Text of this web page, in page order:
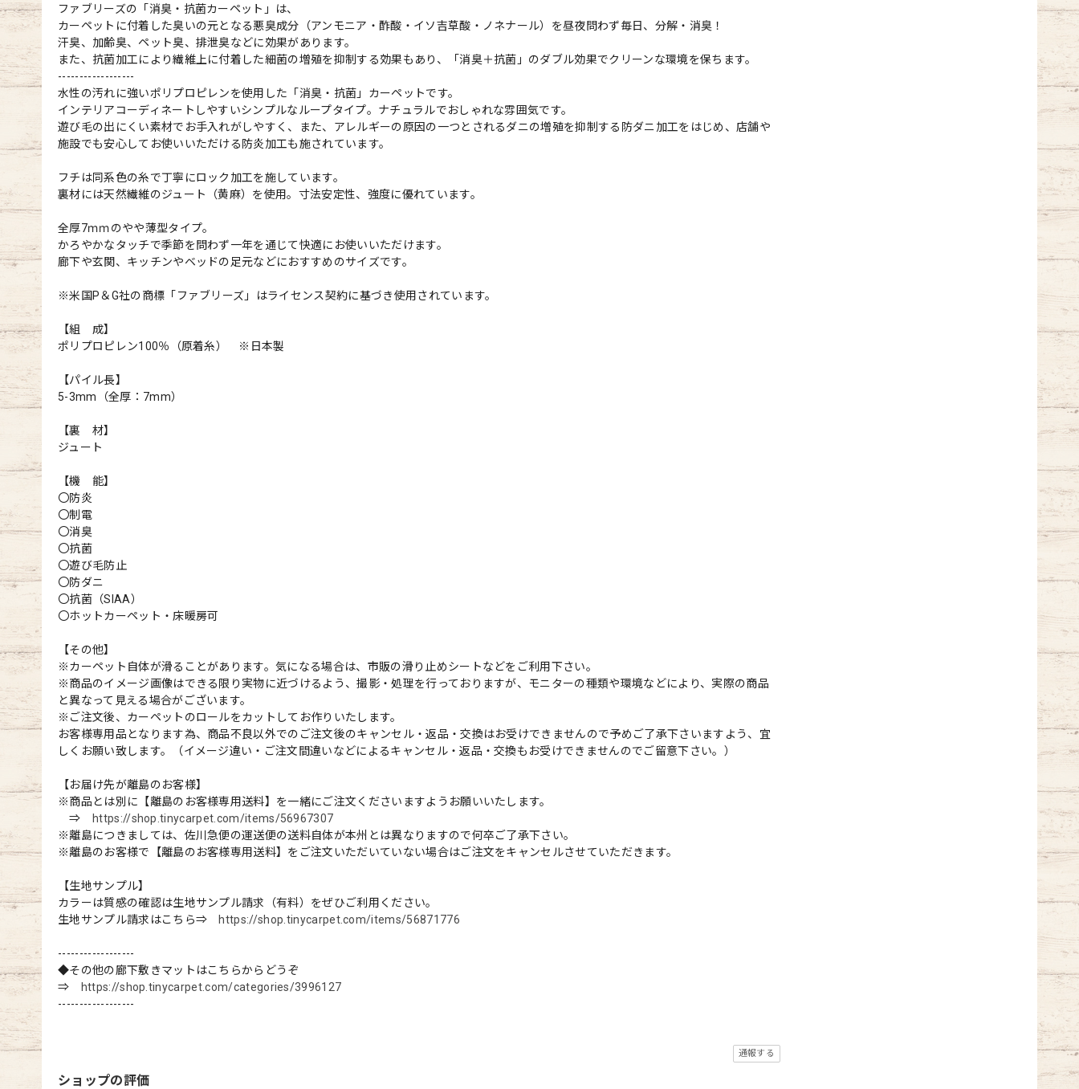
ファブリーズの「消臭・抗菌カーペット」は、
カーペットに付着した臭いの元となる悪臭成分（アンモニア・酢酸・イソ吉草酸・ノネナール）を昼夜問わず毎日、分解・消臭！
汗臭、加齢臭、ペット臭、排泄臭などに効果があります。
また、抗菌加工により繊維上に付着した細菌の増殖を抑制する効果もあり、「消臭＋抗菌」のダブル効果でクリーンな環境を保ちます。
------------------
水性の汚れに強いポリプロピレンを使用した「消臭・抗菌」カーペットです。
インテリアコーディネートしやすいシンプルなループタイプ。ナチュラルでおしゃれな雰囲気です。
遊び毛の出にくい素材でお手入れがしやすく、また、アレルギーの原因の一つとされるダニの増殖を抑制する防ダニ加工をはじめ、店舗や
施設でも安心してお使いいただける防炎加工も施されています。
フチは同系色の糸で丁寧にロック加工を施しています。
裏材には天然繊維のジュート（黄麻）を使用。寸法安定性、強度に優れています。
全厚7ｍｍのやや薄型タイプ。
かろやかなタッチで季節を問わず一年を通じて快適にお使いいただけます。
廊下や玄関、キッチンやベッドの足元などにおすすめのサイズです。
※米国P＆G社の商標「ファブリーズ」はライセンス契約に基づき使用されています。
【組 成】
ポリプロピレン100％（原着糸） ※日本製
【パイル長】
5-3mm（全厚：7mm）
【裏 材】
ジュート
【機 能】
〇防炎
〇制電
〇消臭
〇抗菌
〇遊び毛防止
〇防ダニ
〇抗菌（SIAA）
〇ホットカーペット・床暖房可
【その他】
※カーペット自体が滑ることがあります。気になる場合は、市販の滑り止めシートなどをご利用下さい。
※商品のイメージ画像はできる限り実物に近づけるよう、撮影・処理を行っておりますが、モニターの種類や環境などにより、実際の商品
と異なって見える場合がございます。
※ご注文後、カーペットのロールをカットしてお作りいたします。
お客様専用品となります為、商品不良以外でのご注文後のキャンセル・返品・交換はお受けできませんので予めご了承下さいますよう、宜
しくお願い致します。（イメージ違い・ご注文間違いなどによるキャンセル・返品・交換もお受けできませんのでご留意下さい。）
【お届け先が離島のお客様】
※商品とは別に【離島のお客様専用送料】を一緒にご注文くださいますようお願いいたします。
⇒
https://shop.tinycarpet.com/items/56967307
※離島につきましては、佐川急便の運送便の送料自体が本州とは異なりますので何卒ご了承下さい。
※離島のお客様で【離島のお客様専用送料】をご注文いただいていない場合はご注文をキャンセルさせていただきます。
【生地サンプル】
カラーは質感の確認は生地サンプル請求（有料）をぜひご利用ください。
生地サンプル請求はこちら⇒ https://shop.tinycarpet.com/items/56871776
------------------
◆その他の廊下敷きマットはこちらからどうぞ
⇒
https://shop.tinycarpet.com/categories/3996127
------------------
通報する
ショップの評価